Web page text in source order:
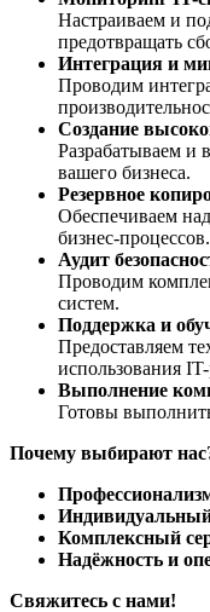
Настраиваем и
предотвращать
Интеграция и
Проводим
Создание
Разрабатываем и
вашего бизнеса.
Резервное
Обеспечиваем
бизнес-процессов.
Аудит
Проводим
систем.
Поддержка и
Предоставляем
использования
Выполнение
Готовы
Почему выбирают
Комплексный
Надёжность и
Свяжитесь с нами!